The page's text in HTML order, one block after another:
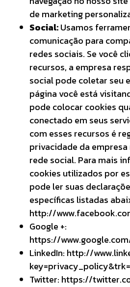
de marketing
Social:Usamos
comunicação para
redes sociais. Se você
recursos, a empresa
social pode coletar seu
página você está
pode colocar cookies
conectado em seus
com esses recursos é
privacidade da
rede social. Para mais
cookies utilizados por
pode ler suas
específicas listadas
http://
Google +:
https://
LinkedIn: http://
Twitter: https://